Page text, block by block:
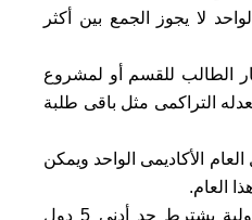
لا يجوز الجمع بين أكثر
الطالب للقسم أو لمشروع
التراكمى مثل باقى طلبة
الأكاديمى الواحد ويمكن
العام.
جوائز المسابقات الدولية يشترط حد أدنى 5 دول